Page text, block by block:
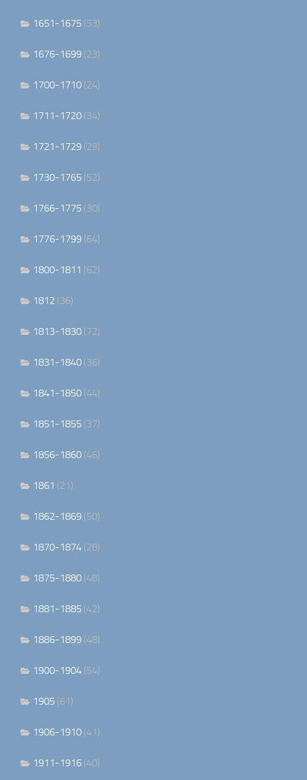
1651-1675 (53)
1676-1699 (23)
1700-1710 (24)
1711-1720 (34)
1721-1729 (29)
1730-1765 (52)
1766-1775 (30)
1776-1799 (64)
1800-1811 (62)
1812 (36)
1813-1830 (72)
1831-1840 (36)
1841-1850 (44)
1851-1855 (37)
1856-1860 (46)
1861 (21)
1862-1869 (50)
1870-1874 (28)
1875-1880 (48)
1881-1885 (42)
1886-1899 (48)
1900-1904 (54)
1905 (61)
1906-1910 (41)
1911-1916 (40)